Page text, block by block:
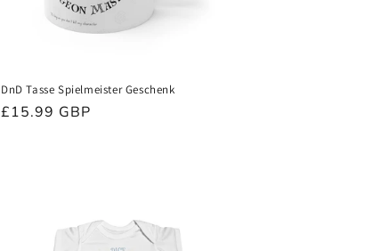
DnD Tasse Spielmeister Geschenk
Normaler
£15.99 GBP